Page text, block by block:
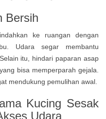
Bersih
ke ruangan dengan
Udara segar membantu
itu, hindari paparan asap
bisa memperparah gejala.
mendukung pemulihan awal.
Kucing Sesak
Udara